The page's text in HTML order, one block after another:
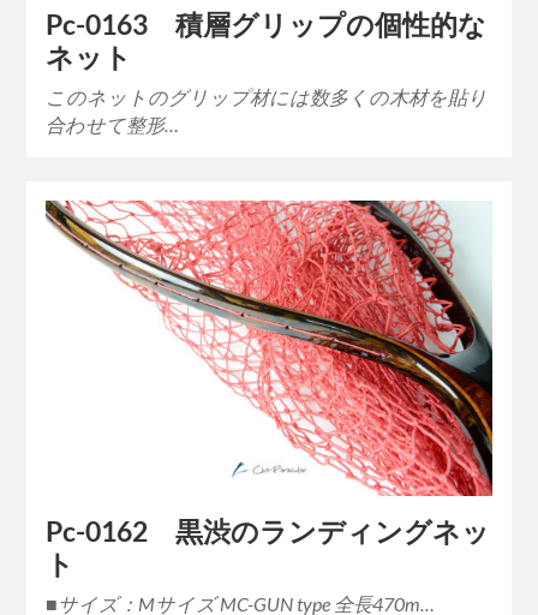
Pc-0163 積層グリップの個性的な
ネット
このネットのグリップ材には数多くの木材を貼り
合わせて整形…
Pc-0162 黒渋のランディングネッ
ト
■サイズ：Mサイズ MC-GUN type 全長470m…